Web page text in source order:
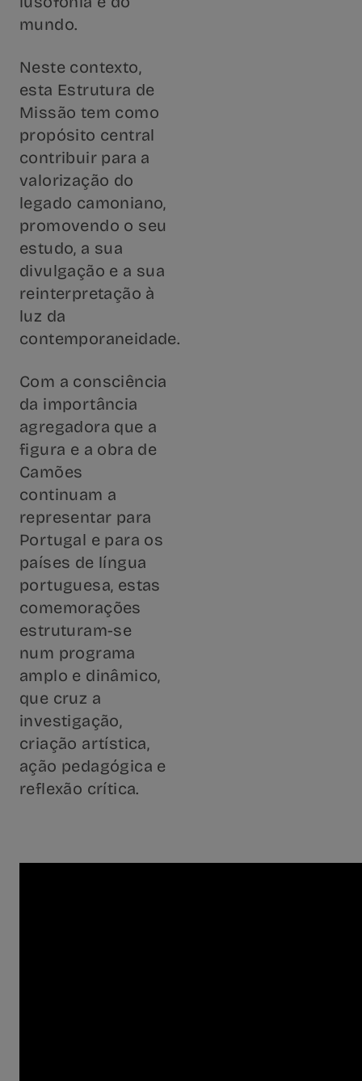
mundo.
Neste contexto,
esta Estrutura de
Missão tem como
propósito central
contribuir para a
valorização do
legado camoniano,
promovendo o seu
estudo, a sua
divulgação e a sua
reinterpretação à
luz da
contemporaneidade.
Com a consciência
da importância
agregadora que a
figura e a obra de
Camões
continuam a
representar para
Portugal e para os
países de língua
portuguesa, estas
comemorações
estruturam-se
num programa
amplo e dinâmico,
que cruz a
investigação,
criação artística,
ação pedagógica e
reflexão crítica.